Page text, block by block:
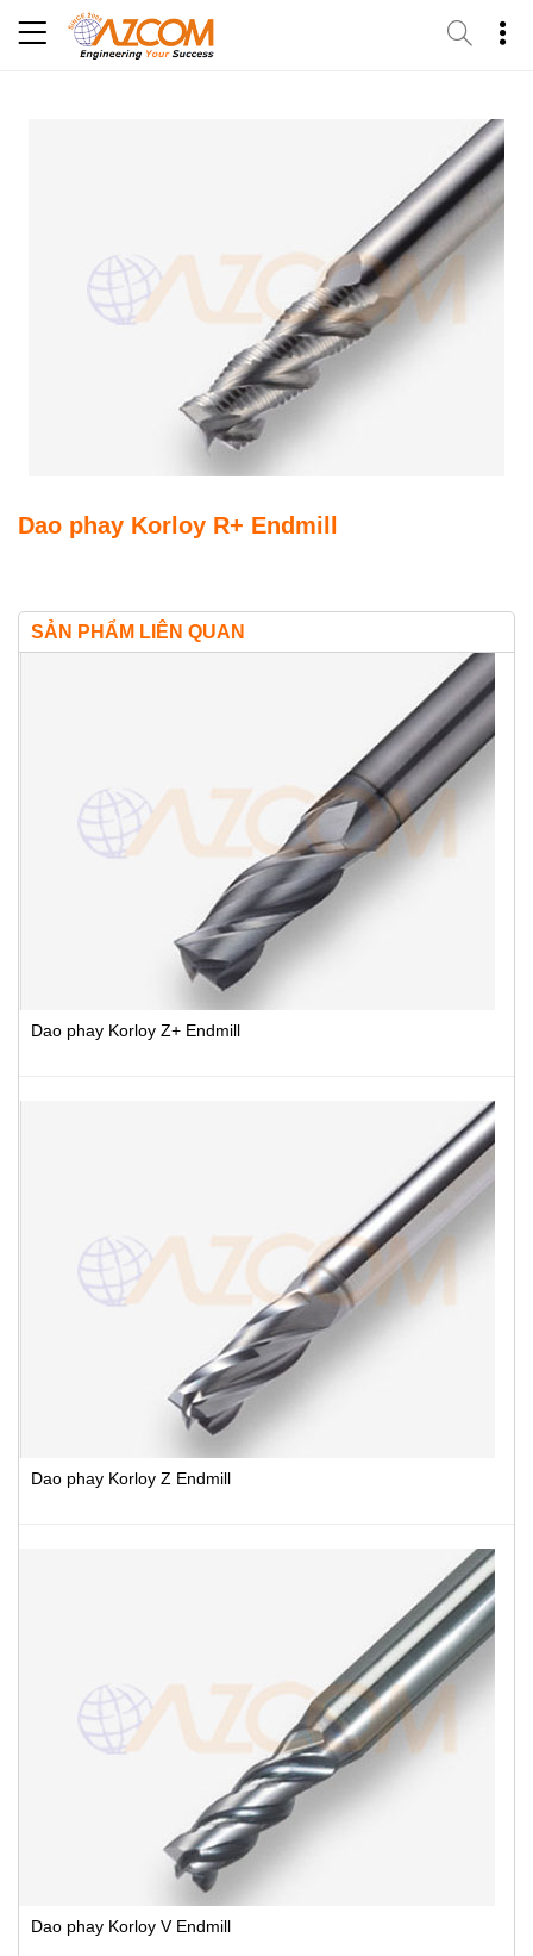
Dao phay Korloy R+ Endmill
SẢN PHẨM LIÊN QUAN
Dao phay Korloy Z+ Endmill
Dao phay Korloy Z Endmill
Dao phay Korloy V Endmill